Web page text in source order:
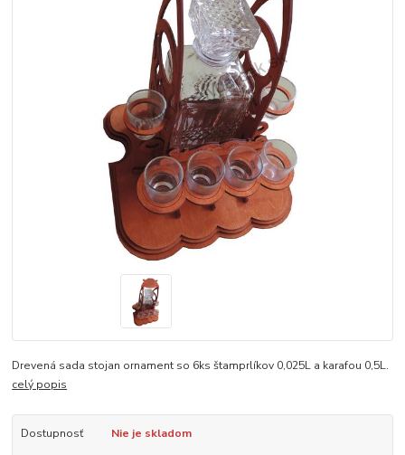
Drevená sada stojan ornament so 6ks štamprlíkov 0,025L a karafou 0,5L.
celý popis
Dostupnosť Nie je skladom